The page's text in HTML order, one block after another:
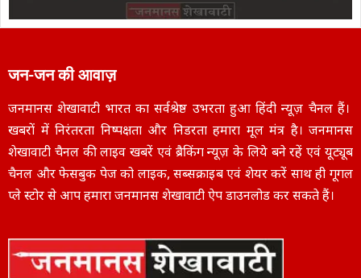
जन-जन की आवाज़
जनमानस शेखावाटी भारत का सर्वश्रेष्ठ उभरता हुआ हिंदी न्यूज़ चैनल हैं।
खबरों में निरंतरता निष्पक्षता और निडरता हमारा मूल मंत्र है। जनमानस
शेखावाटी चैनल की लाइव खबरें एवं ब्रैकिंग न्यूज़ के लिये बने रहें एवं यूट्यूब
चैनल और फेसबुक पेज को लाइक, सब्सक्राइब एवं शेयर करें साथ ही गूगल
प्ले स्टोर से आप हमारा जनमानस शेखावाटी ऐप डाउनलोड कर सकते हैं।